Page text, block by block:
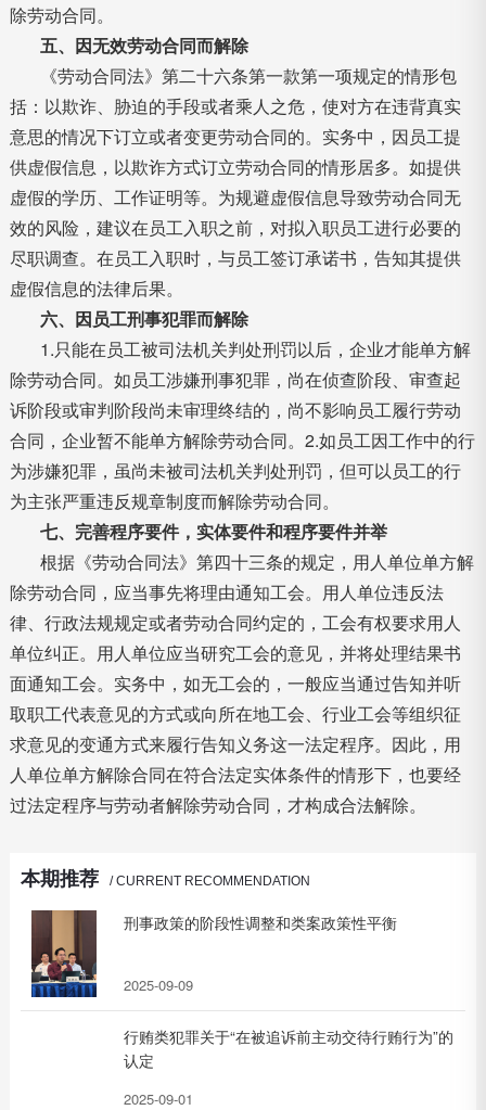
除劳动合同。
五、因无效劳动合同而解除
《劳动合同法》第二十六条第一款第一项规定的情形包
括：以欺诈、胁迫的手段或者乘人之危，使对方在违背真实
意思的情况下订立或者变更劳动合同的。实务中，因员工提
供虚假信息，以欺诈方式订立劳动合同的情形居多。如提供
虚假的学历、工作证明等。为规避虚假信息导致劳动合同无
效的风险，建议在员工入职之前，对拟入职员工进行必要的
尽职调查。在员工入职时，与员工签订承诺书，告知其提供
虚假信息的法律后果。
六、因员工刑事犯罪而解除
1.只能在员工被司法机关判处刑罚以后，企业才能单方解
除劳动合同。如员工涉嫌刑事犯罪，尚在侦查阶段、审查起
诉阶段或审判阶段尚未审理终结的，尚不影响员工履行劳动
合同，企业暂不能单方解除劳动合同。2.如员工因工作中的行
为涉嫌犯罪，虽尚未被司法机关判处刑罚，但可以员工的行
为主张严重违反规章制度而解除劳动合同。
七、完善程序要件，实体要件和程序要件并举
根据《劳动合同法》第四十三条的规定，用人单位单方解
除劳动合同，应当事先将理由通知工会。用人单位违反法
律、行政法规规定或者劳动合同约定的，工会有权要求用人
单位纠正。用人单位应当研究工会的意见，并将处理结果书
面通知工会。实务中，如无工会的，一般应当通过告知并听
取职工代表意见的方式或向所在地工会、行业工会等组织征
求意见的变通方式来履行告知义务这一法定程序。因此，用
人单位单方解除合同在符合法定实体条件的情形下，也要经
过法定程序与劳动者解除劳动合同，才构成合法解除。
本期推荐 / CURRENT RECOMMENDATION
刑事政策的阶段性调整和类案政策性平衡
2025-09-09
行贿类犯罪关于“在被追诉前主动交待行贿行为”的
认定
2025-09-01